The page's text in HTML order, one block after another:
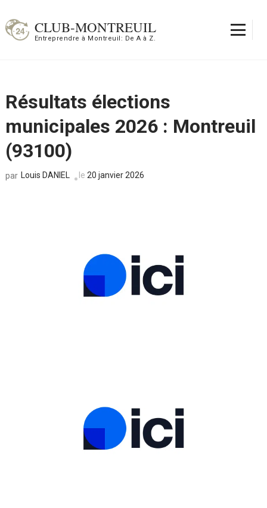
au
contenu
CLUB-MONTREUIL
Entreprendre à Montreuil: De A à Z.
Résultats élections
municipales 2026 : Montreuil
(93100)
par Louis DANIEL le 20 janvier 2026